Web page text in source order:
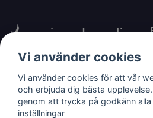
Vi använder cookies
Vi använder cookies för att vår
och erbjuda dig bästa
genom att trycka på godkänn alla
inställningar